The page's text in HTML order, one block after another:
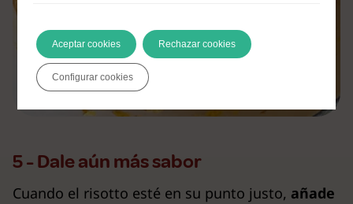
5 - Dale aún más sabor
Cuando el risotto esté en su punto justo, añade
Aceptar cookies Rechazar cookies
Configurar cookies